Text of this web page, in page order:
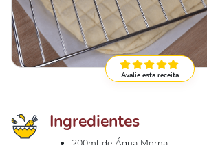
Avalie esta receita
Ingredientes